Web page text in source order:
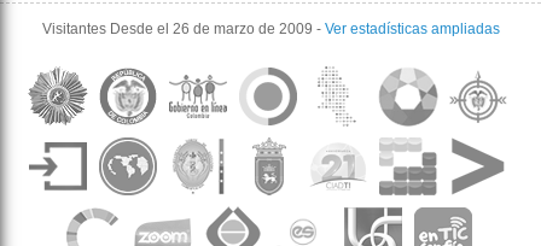
Visitantes Desde el 26 de marzo de 2009 - Ver estadísticas ampliadas